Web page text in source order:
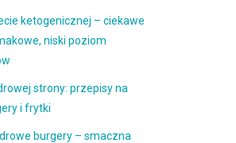
ketogenicznej – ciekawe
niski poziom
strony: przepisy na
i frytki
burgery – smaczna